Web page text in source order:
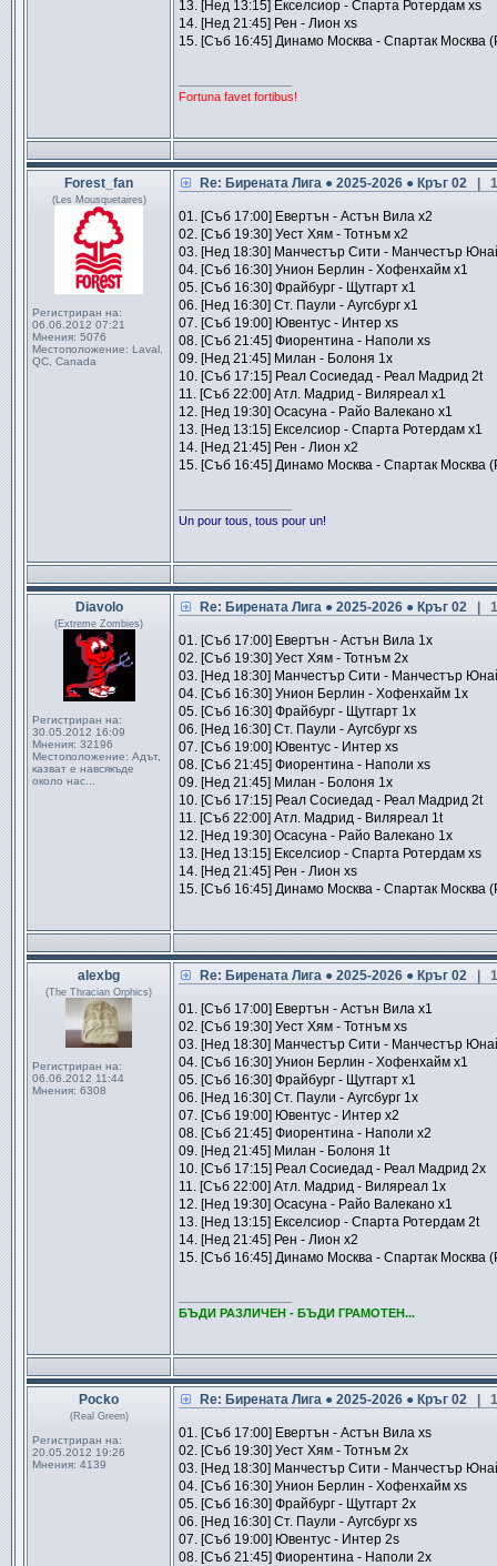
13. [Нед 13:15] Екселсиор - Спарта Ротердам xs
14. [Нед 21:45] Рен - Лион xs
15. [Съб 16:45] Динамо Москва - Спартак Москва
Fortuna favet fortibus!
Forest_fan
(Les Mousquetaires)
Регистриран на:
06.06.2012 07:21
Мнения: 5076
Местоположение: Laval,
QC, Canada
Re: Бирената Лига ● 2025-2026 ● Кръг 02 |
01. [Съб 17:00] Евертън - Астън Вила x2
02. [Съб 19:30] Уест Хям - Тотнъм x2
03. [Нед 18:30] Манчестър Сити - Манчестър
04. [Съб 16:30] Унион Берлин - Хофенхайм x1
05. [Съб 16:30] Фрайбург - Щутгарт x1
06. [Нед 16:30] Ст. Паули - Аугсбург x1
07. [Съб 19:00] Ювентус - Интер xs
08. [Съб 21:45] Фиорентина - Наполи xs
09. [Нед 21:45] Милан - Болоня 1x
10. [Съб 17:15] Реал Сосиедад - Реал Мадрид 2t
11. [Съб 22:00] Атл. Мадрид - Виляреал x1
12. [Нед 19:30] Осасуна - Райо Валекано x1
13. [Нед 13:15] Екселсиор - Спарта Ротердам x1
14. [Нед 21:45] Рен - Лион x2
15. [Съб 16:45] Динамо Москва - Спартак Москва
Un pour tous, tous pour un!
Diavolo
(Extreme Zombies)
Регистриран на:
30.05.2012 16:09
Мнения: 32196
Местоположение: Адът,
казват е навсякъде
около нас...
Re: Бирената Лига ● 2025-2026 ● Кръг 02 |
01. [Съб 17:00] Евертън - Астън Вила 1x
02. [Съб 19:30] Уест Хям - Тотнъм 2x
03. [Нед 18:30] Манчестър Сити - Манчестър
04. [Съб 16:30] Унион Берлин - Хофенхайм 1x
05. [Съб 16:30] Фрайбург - Щутгарт 1x
06. [Нед 16:30] Ст. Паули - Аугсбург xs
07. [Съб 19:00] Ювентус - Интер xs
08. [Съб 21:45] Фиорентина - Наполи xs
09. [Нед 21:45] Милан - Болоня 1x
10. [Съб 17:15] Реал Сосиедад - Реал Мадрид 2t
11. [Съб 22:00] Атл. Мадрид - Виляреал 1t
12. [Нед 19:30] Осасуна - Райо Валекано 1x
13. [Нед 13:15] Екселсиор - Спарта Ротердам xs
14. [Нед 21:45] Рен - Лион xs
15. [Съб 16:45] Динамо Москва - Спартак Москва
alexbg
(The Thracian Orphics)
Регистриран на:
06.06.2012 11:44
Мнения: 6308
Re: Бирената Лига ● 2025-2026 ● Кръг 02 |
01. [Съб 17:00] Евертън - Астън Вила x1
02. [Съб 19:30] Уест Хям - Тотнъм xs
03. [Нед 18:30] Манчестър Сити - Манчестър
04. [Съб 16:30] Унион Берлин - Хофенхайм x1
05. [Съб 16:30] Фрайбург - Щутгарт x1
06. [Нед 16:30] Ст. Паули - Аугсбург 1x
07. [Съб 19:00] Ювентус - Интер x2
08. [Съб 21:45] Фиорентина - Наполи x2
09. [Нед 21:45] Милан - Болоня 1t
10. [Съб 17:15] Реал Сосиедад - Реал Мадрид 2x
11. [Съб 22:00] Атл. Мадрид - Виляреал 1x
12. [Нед 19:30] Осасуна - Райо Валекано x1
13. [Нед 13:15] Екселсиор - Спарта Ротердам 2t
14. [Нед 21:45] Рен - Лион x2
15. [Съб 16:45] Динамо Москва - Спартак Москва
БЪДИ РАЗЛИЧЕН - БЪДИ ГРАМОТЕН...
Pocko
(Real Green)
Регистриран на:
20.05.2012 19:26
Мнения: 4139
Re: Бирената Лига ● 2025-2026 ● Кръг 02 |
01. [Съб 17:00] Евертън - Астън Вила xs
02. [Съб 19:30] Уест Хям - Тотнъм 2x
03. [Нед 18:30] Манчестър Сити - Манчестър
04. [Съб 16:30] Унион Берлин - Хофенхайм xs
05. [Съб 16:30] Фрайбург - Щутгарт 2x
06. [Нед 16:30] Ст. Паули - Аугсбург xs
07. [Съб 19:00] Ювентус - Интер 2s
08. [Съб 21:45] Фиорентина - Наполи 2x